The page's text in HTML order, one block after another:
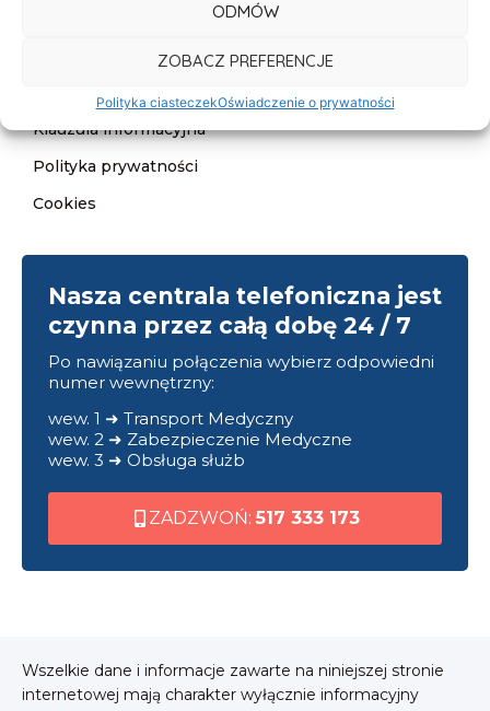
ODMÓW
ZOBACZ PREFERENCJE
Polityka ciasteczekOświadczenie o prywatności
Klauzula informacyjna
Polityka prywatności
Cookies
Nasza centrala telefoniczna jest
czynna przez całą dobę 24 / 7
Po nawiązaniu połączenia wybierz odpowiedni
numer wewnętrzny:
wew. 1 ➜ Transport Medyczny
wew. 2 ➜ Zabezpieczenie Medyczne
wew. 3 ➜ Obsługa służb
ZADZWOŃ: 517 333 173
Wszelkie dane i informacje zawarte na niniejszej stronie
internetowej mają charakter wyłącznie informacyjny